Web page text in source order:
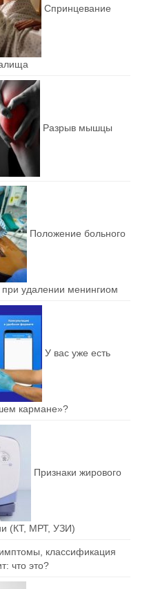
Спринцевание
Разрыв мышцы
Положение больного
удалении менингиом
У вас уже есть
кармане»?
Признаки жирового
(КТ, МРТ, УЗИ)
что это?